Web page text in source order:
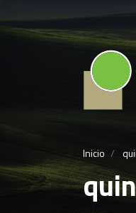
Inicio